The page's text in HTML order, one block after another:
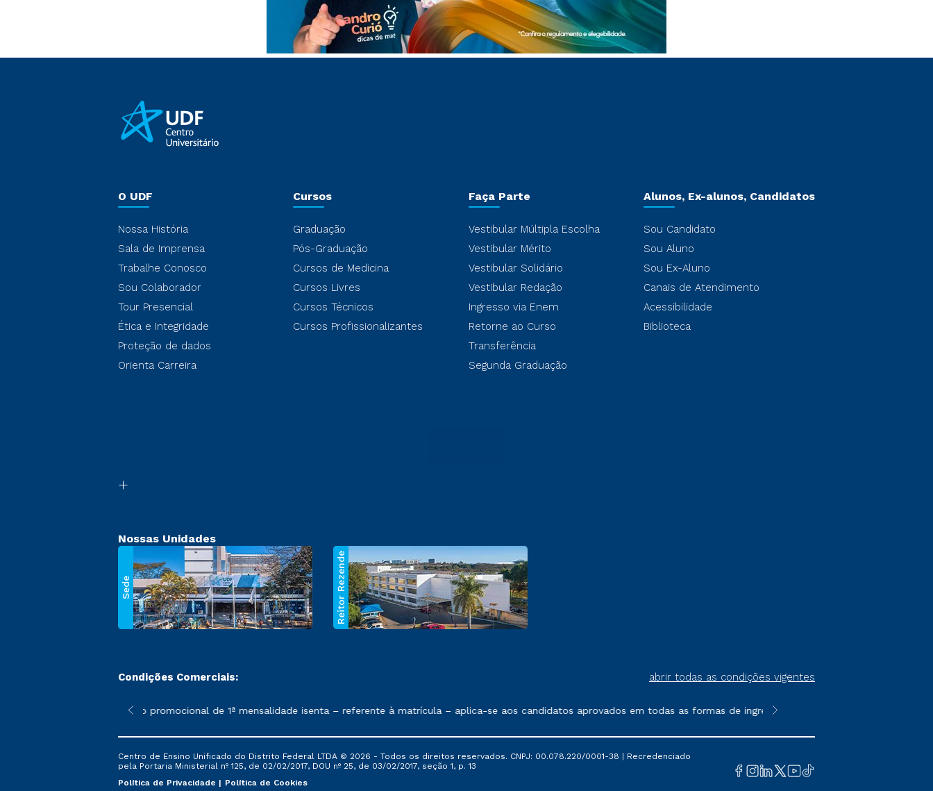
O UDF
Nossa História
Sala de Imprensa
Trabalhe Conosco
Sou Colaborador
Tour Presencial
Ética e Integridade
Proteção de dados
Orienta Carreira
Cursos
Graduação
Pós-Graduação
Cursos de Medicina
Cursos Livres
Cursos Técnicos
Cursos Profissionalizantes
Faça Parte
Vestibular Múltipla Escolha
Vestibular Mérito
Vestibular Solidário
Vestibular Redação
Ingresso via Enem
Retorne ao Curso
Transferência
Segunda Graduação
Alunos, Ex-alunos, Candidatos
Sou Candidato
Sou Aluno
Sou Ex-Aluno
Canais de Atendimento
Acessibilidade
Biblioteca
Nossas Unidades
Sede Reitor Rezende
Condições Comerciais: abrir todas as condições vigentes
sofrer alterações nos períodos de rematrícula conforme exposto no contrato de prestação de serviços.
*A condição promocional de 1ª mensalidade isenta – referente à matrícula – aplica-se aos candidatos aprovados em todas as formas de ingresso, exceto na prova on-line ou
**Semipresencial é um formato do
Centro de Ensino Unificado do Distrito Federal LTDA © 2026 - Todos os direitos reservados. CNPJ: 00.078.220/0001-38 | Recredenciado
pela Portaria Ministerial nº 125, de 02/02/2017, DOU nº 25, de 03/02/2017, seção 1, p. 13
Política de Privacidade
Política de Cookies